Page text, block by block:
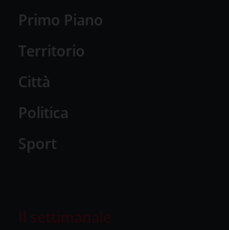
Primo Piano
Territorio
Città
Politica
Sport
Il settimanale